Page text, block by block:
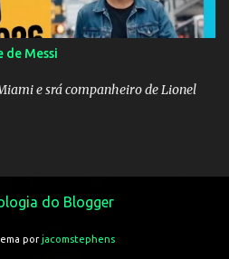
de Messi
e srá companheiro de Lionel
do Blogger
porjacomstephens